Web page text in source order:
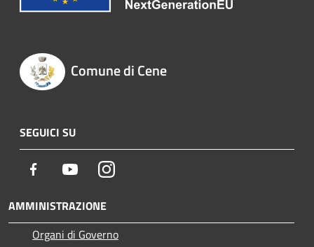
Comune di Cene
SEGUICI SU
Facebook YoutubeInstagram
AMMINISTRAZIONE
Organi di Governo